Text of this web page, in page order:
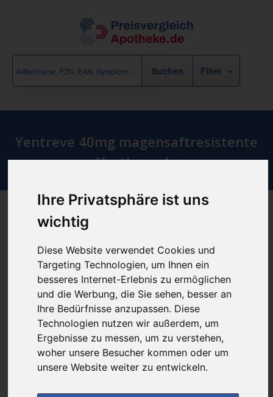
Ihre Privatsphäre ist uns
wichtig
Diese Website verwendet Cookies und
Targeting Technologien, um Ihnen ein
besseres Internet-Erlebnis zu ermöglichen
und die Werbung, die Sie sehen, besser an
Ihre Bedürfnisse anzupassen. Diese
Technologien nutzen wir außerdem, um
Ergebnisse zu messen, um zu verstehen,
woher unsere Besucher kommen oder um
unsere Website weiter zu entwickeln.
Filter
Yentreve 40mg magensaftresistente
Hartkapseln
Produkt empfehlen
günstigster Produktpreis ab
74,03 €
bei
Rathaus Apotheke
versandkostenfrei